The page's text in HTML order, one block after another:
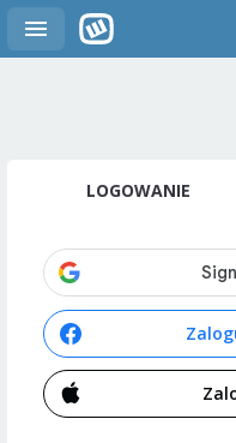
LOGOWANIE